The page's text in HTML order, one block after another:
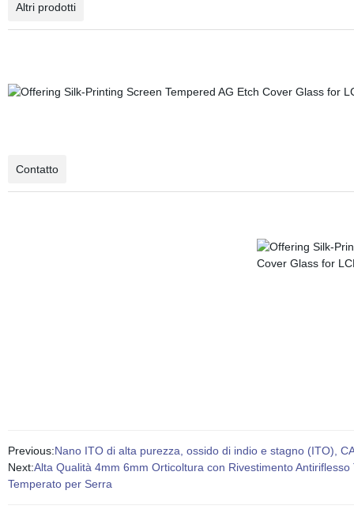
Altri prodotti
Contatto
Previous:Nano ITO di alta purezza, ossido di indio e stagno (ITO),
Next:Alta Qualità 4mm 6mm Orticoltura con Rivestimento
Temperato per Serra